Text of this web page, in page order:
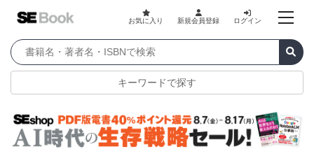
お気に入り 新規会員登録 ログイン
キーワードで探す